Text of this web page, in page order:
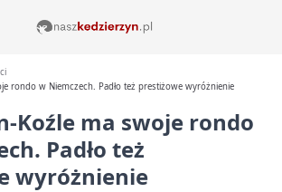
rondo w Niemczech. Padło też prestiżowe wyróżnienie
Koźle ma swoje rondo
Padło też
wyróżnienie